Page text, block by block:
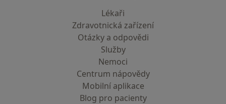
Lékaři
Zdravotnická zařízení
Otázky a odpovědi
Služby
Nemoci
Centrum nápovědy
Mobilní aplikace
Blog pro pacienty